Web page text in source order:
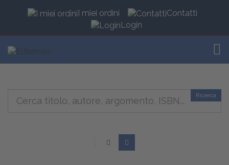
I miei ordini
Contatti
Login
Ricerca